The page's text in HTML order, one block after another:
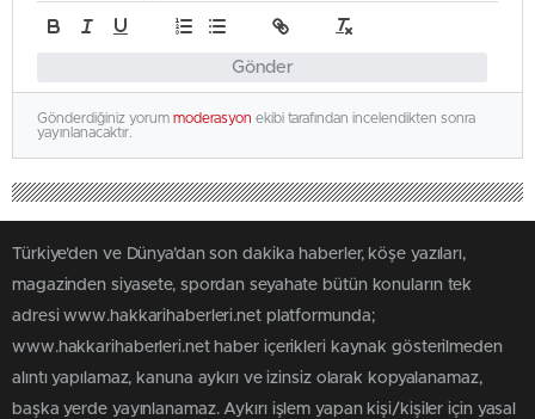
Gönder
Gönderdiğiniz yorum moderasyon ekibi tarafından incelendikten sonra
yayınlanacaktır.
Türkiye'den ve Dünya’dan son dakika haberler, köşe yazıları,
magazinden siyasete, spordan seyahate bütün konuların tek
adresi www.hakkarihaberleri.net platformunda;
www.hakkarihaberleri.net haber içerikleri kaynak gösterilmeden
alıntı yapılamaz, kanuna aykırı ve izinsiz olarak kopyalanamaz,
başka yerde yayınlanamaz. Aykırı işlem yapan kişi/kişiler için yasal